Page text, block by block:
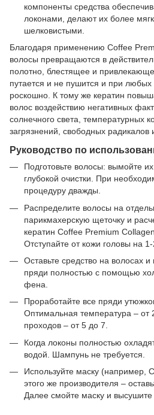
компоненты средства
локонами, делают их более
шелковистыми.
Благодаря применению Coffee
волосы превращаются в
полотно, блестящее и
путается и не пушится и при любых
роскошно. К тому же кератин
волос воздействию негативных
солнечного света, температурных
загрязнений, свободных радикалов
Руководство по
Подготовьте волосы: вымойте
глубокой очистки. При
процедуру дважды.
Распределите волосы на
парикмахерскую щеточку и
кератин Coffee Premium
Отступайте от кожи головы на 1-
Оставьте средство на волосах
пряди полностью с помощью
фена.
Проработайте все пряди
Оптимальная температура – ​​от
проходов – от 5 до 7.
Когда локоны полностью
водой. Шампунь не требуется.
Используйте маску (например,
этого же производителя –
Далее смойте маску и высушите